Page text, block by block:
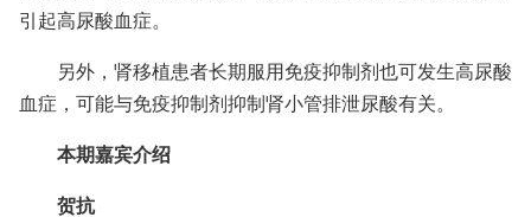
引起高尿酸血症。
另外，肾移植患者长期服用免疫抑制剂也可发生高尿酸
血症，可能与免疫抑制剂抑制肾小管排泄尿酸有关。
本期嘉宾介绍
贺抗